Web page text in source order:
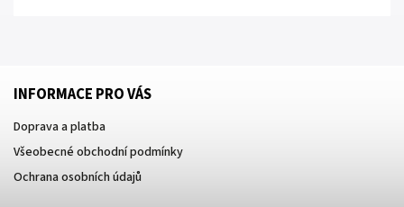
INFORMACE PRO VÁS
Doprava a platba
Všeobecné obchodní podmínky
Ochrana osobních údajů